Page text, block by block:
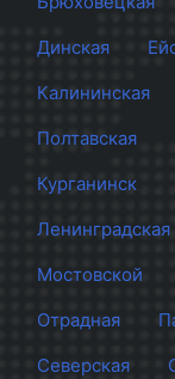
Динская
Калининская
Полтавская
Курганинск
Ленинградская
Мостовской
Отрадная
Северская